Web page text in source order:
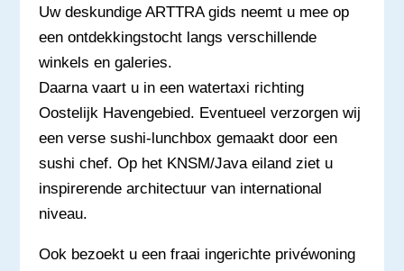
Uw deskundige ARTTRA gids neemt u mee op
een ontdekkingstocht langs verschillende
winkels en galeries.
Daarna vaart u in een watertaxi richting
Oostelijk Havengebied. Eventueel verzorgen wij
een verse sushi-lunchbox gemaakt door een
sushi chef. Op het KNSM/Java eiland ziet u
inspirerende architectuur van international
niveau.
Ook bezoekt u een fraai ingerichte privéwoning